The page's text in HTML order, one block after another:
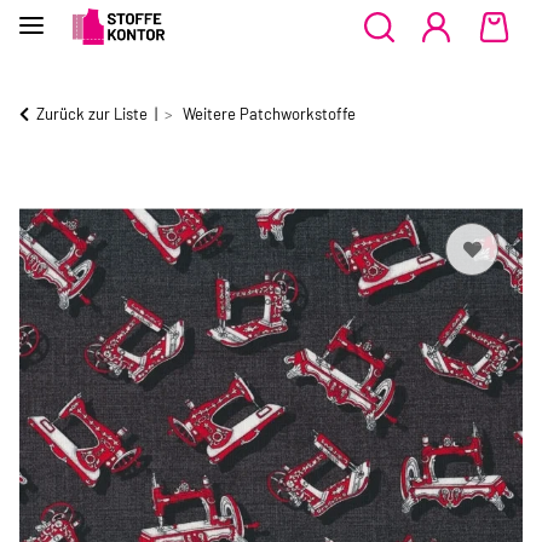
Zurück zur Liste Weitere Patchworkstoffe